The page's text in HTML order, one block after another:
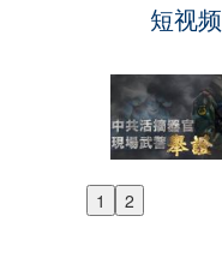
短视频
1 2
Previous